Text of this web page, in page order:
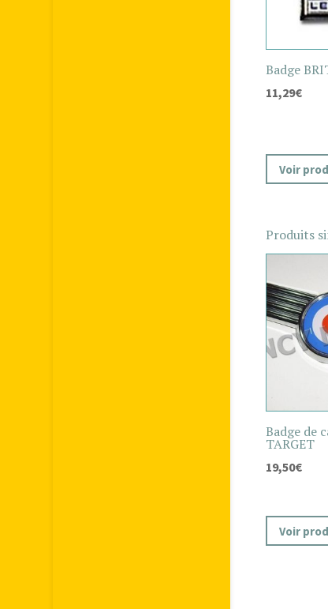
Badge
11,29€
Voir
Produits
Badge de
TARGET
19,50€
Voir